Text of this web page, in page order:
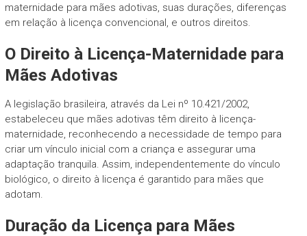
maternidade para mães adotivas, suas durações, diferenças
em relação à licença convencional, e outros direitos.
O Direito à Licença-Maternidade para
Mães Adotivas
A legislação brasileira, através da Lei nº 10.421/2002,
estabeleceu que mães adotivas têm direito à licença-
maternidade, reconhecendo a necessidade de tempo para
criar um vínculo inicial com a criança e assegurar uma
adaptação tranquila. Assim, independentemente do vínculo
biológico, o direito à licença é garantido para mães que
adotam.
Duração da Licença para Mães